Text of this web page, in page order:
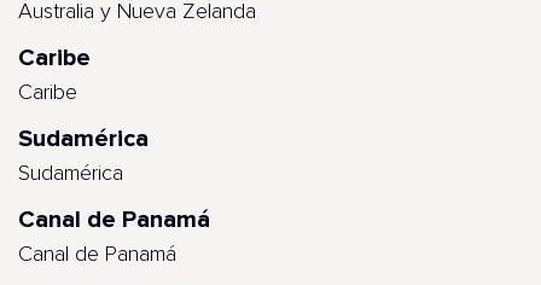
Australia y Nueva Zelanda
Caribe
Caribe
Sudamérica
Sudamérica
Canal de Panamá
Canal de Panamá